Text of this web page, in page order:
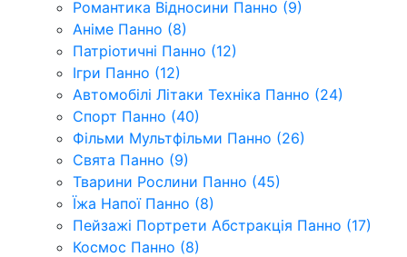
Романтика Відносини Панно (9)
Аніме Панно (8)
Патріотичні Панно (12)
Ігри Панно (12)
Автомобілі Літаки Техніка Панно (24)
Спорт Панно (40)
Фільми Мультфільми Панно (26)
Свята Панно (9)
Тварини Рослини Панно (45)
Їжа Напої Панно (8)
Пейзажі Портрети Абстракція Панно (17)
Космос Панно (8)